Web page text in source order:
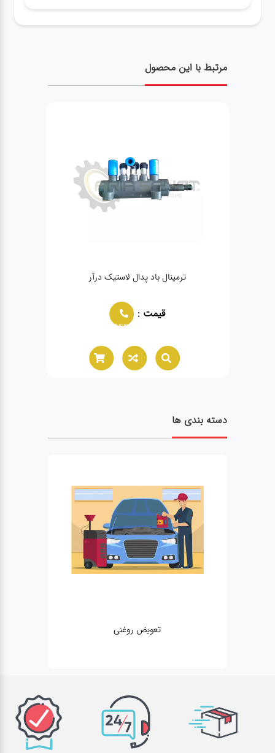
مرتبط با این محصول
ترمینال باد پدال لاستیک درآر
قیمت :
02166021944
دسته بندی ها
تعویض روغنی